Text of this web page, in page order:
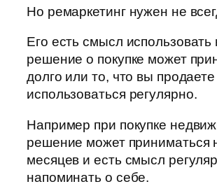
Но ремаркетинг нужен не
Его есть смысл использовать
решение о покупке может
долго или то, что вы
использоваться регулярно.
Например при покупке
решение может приниматься
месяцев и есть смысл
напоминать о себе.